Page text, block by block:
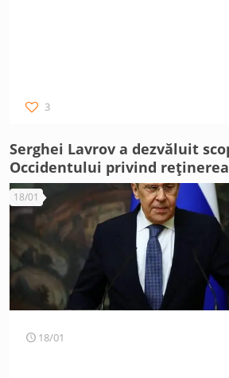
3
Serghei Lavrov a dezvăluit
Occidentului privind
18/01
18/01